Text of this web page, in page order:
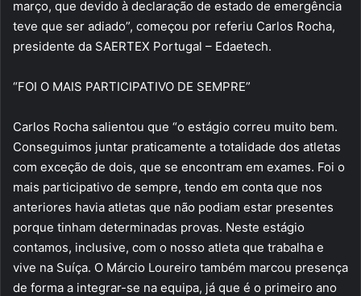
março, que devido à declaração de estado de emergência
teve que ser adiado”, começou por referiu Carlos Rocha,
presidente da SAERTEX Portugal – Edaetech.
“FOI O MAIS PARTICIPATIVO DE SEMPRE”
Carlos Rocha salientou que “o estágio correu muito bem.
Conseguimos juntar praticamente a totalidade dos atletas
com exceção de dois, que se encontram em exames. Foi o
mais participativo de sempre, tendo em conta que nos
anteriores havia atletas que não podiam estar presentes
porque tinham determinadas provas. Neste estágio
contamos, inclusive, com o nosso atleta que trabalha e
vive na Suíça. O Márcio Loureiro também marcou presença
de forma a integrar-se na equipa, já que é o primeiro ano